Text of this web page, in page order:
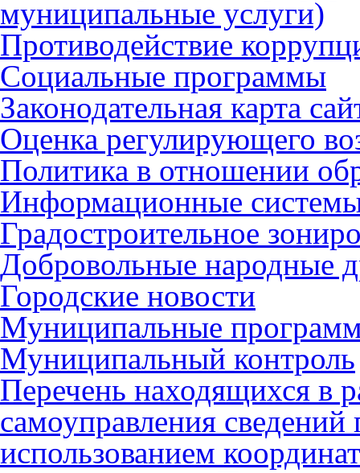
муниципальные услуги)
Противодействие
Социальные программы
Законодательная карта
Оценка регулирующего
Политика в отношении
Информационные
Градостроительное
Добровольные народные
Городские новости
Муниципальные
Муниципальный контроль
Перечень находящихся в
самоуправления
использованием